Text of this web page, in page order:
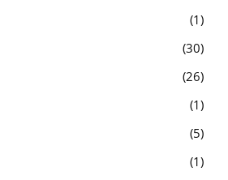
1
30
26
1
5
1